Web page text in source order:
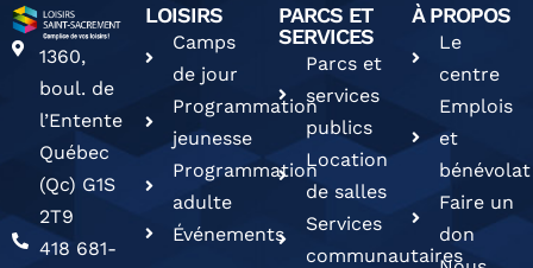
1360,
boul. de
l’Entente
Québec
(Qc) G1S
2T9
418 681-
LOISIRS
Camps
de jour
Programmation
jeunesse
Programmation
adulte
Événements
PARCS ET
SERVICES
Parcs et
services
publics
Location
de salles
Services
communautaires
À PROPOS
Le
centre
Emplois
et
bénévolat
Faire un
don